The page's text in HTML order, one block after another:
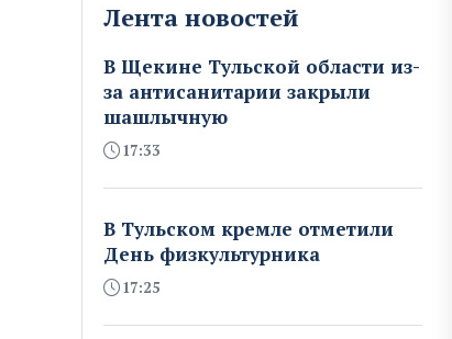
Лента новостей
В Щекине Тульской области из-
за антисанитарии закрыли
шашлычную
17:33
В Тульском кремле отметили
День физкультурника
17:25